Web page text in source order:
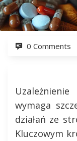
0 Comments
wymaga
działań ze
Kluczowym